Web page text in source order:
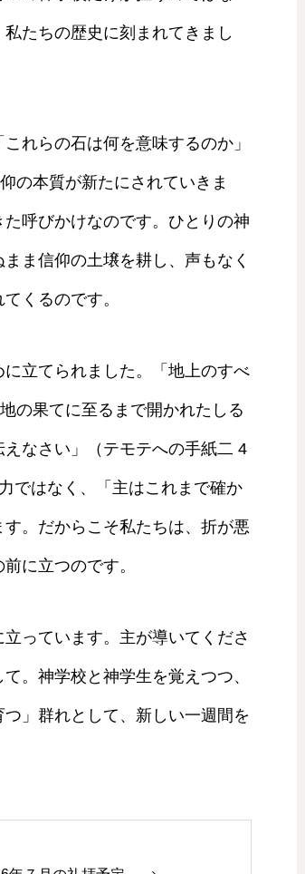
たちの歴史に刻まれてきまし
れらの石は何を意味するのか」
の本質が新たにされていきま
呼びかけなのです。ひとりの神
ま信仰の土壌を耕し、声もなく
くるのです。
立てられました。「地上のすべ
の果てに至るまで開かれたしる
なさい」（テモテへの手紙二 4
ではなく、「主はこれまで確か
。だからこそ私たちは、折が悪
に立つのです。
っています。主が導いてくださ
。神学校と神学生を覚えつつ、
」群れとして、新しい一週間を